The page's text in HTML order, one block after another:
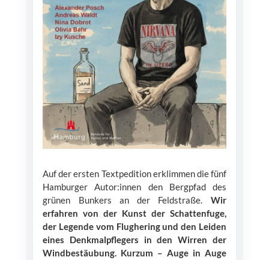
Auf der ersten Textpedition erklimmen die fünf
Hamburger Autor:innen den Bergpfad des
grünen Bunkers an der Feldstraße. Wir
erfahren von der Kunst der Schattenfuge,
der Legende vom Flughering und den Leiden
eines Denkmalpflegers in den Wirren der
Windbestäubung. Kurzum – Auge in Auge